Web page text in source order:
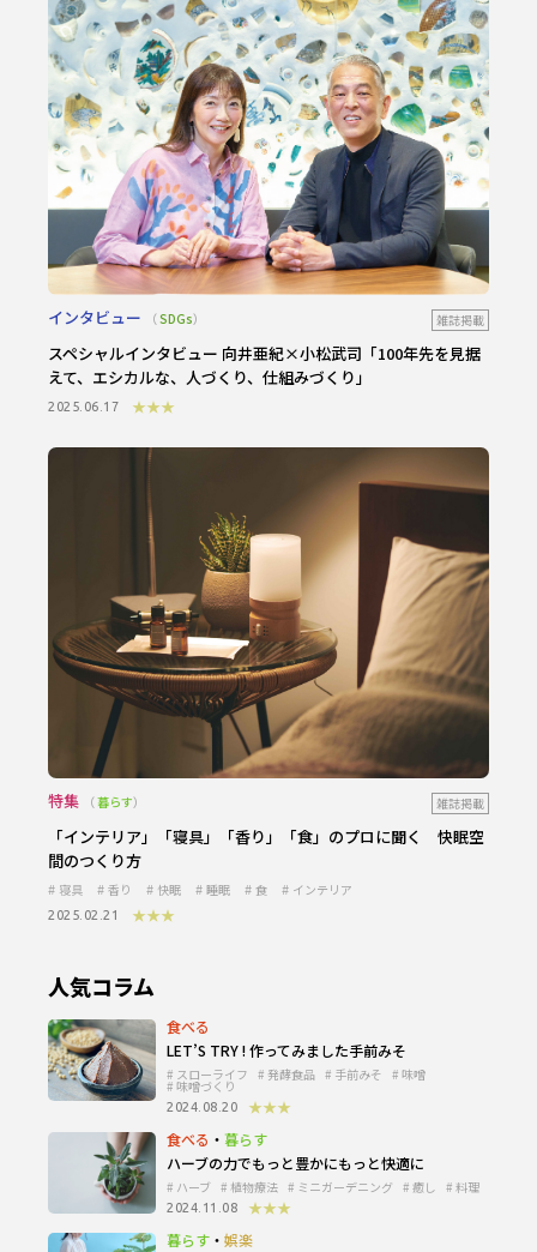
インタビュー SDGs 雑誌掲載
スペシャルインタビュー 向井亜紀×小松武司 「100年先を見据
えて、エシカルな、人づくり、仕組みづくり」
2025.06.17 ★★★
特集 暮らす 雑誌掲載
「インテリア」「寝具」「香り」「食」のプロに聞く 快眠空
間のつくり方
寝具 香り 快眠 睡眠 食 インテリア
2025.02.21 ★★★
人気コラム
食べる
LET’S TRY ! 作ってみました手前みそ
スローライフ 発酵食品 手前みそ 味噌
味噌づくり
2024.08.20
★★★
食べる ・ 暮らす
ハーブの力でもっと豊かにもっと快適に
ハーブ 植物療法 ミニガーデニング 癒し 料理
2024.11.08
★★★
暮らす ・ 娯楽